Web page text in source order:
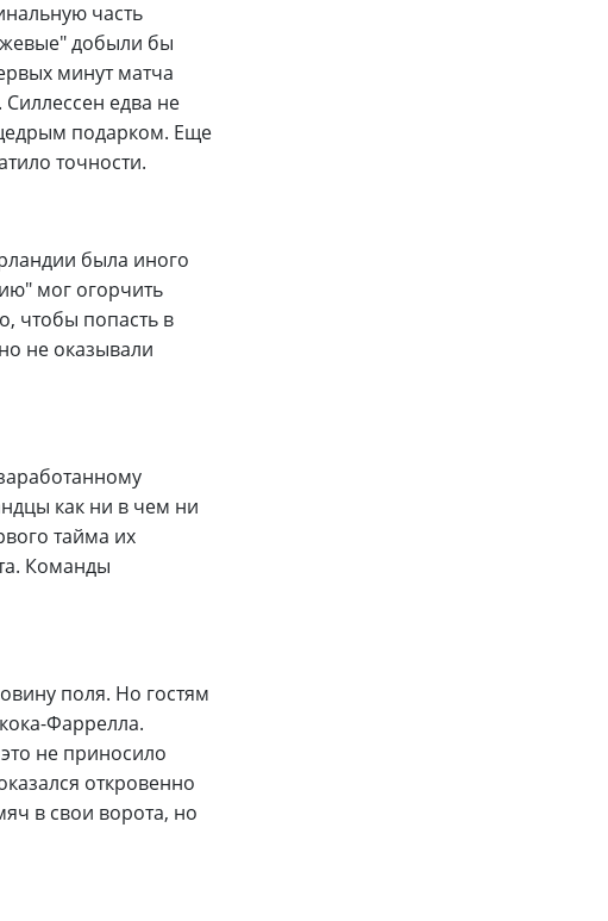
часть
добыли бы
минут матча
едва не
подарком. Еще
точности.
была иного
мог огорчить
чтобы попасть в
не оказывали
как ни в чем ни
тайма их
Команды
поля. Но гостям
Фаррелла.
не приносило
откровенно
в свои ворота, но